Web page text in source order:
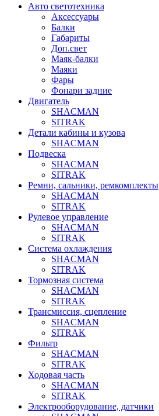
Авто светотехника
Аксессуары
Балки
Габариты
Доп.свет
Маяк-балки
Маяки
Фары
Фонари задние
Двигатель
SHACMAN
SITRAK
Детали кабины и кузова
SHACMAN
Подвеска
SHACMAN
SITRAK
Ремни, сальники, ремкомплекты
SHACMAN
SITRAK
Рулевое управление
SHACMAN
SITRAK
Система охлаждения
SHACMAN
SITRAK
Тормозная система
SHACMAN
SITRAK
Трансмиссия, сцепление
SHACMAN
SITRAK
Фильтр
SHACMAN
SITRAK
Ходовая часть
SHACMAN
SITRAK
Электрооборудование, датчики